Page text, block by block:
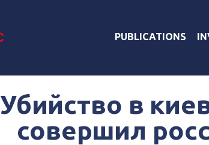
PUBLICATIONS
Убийство в
совершил